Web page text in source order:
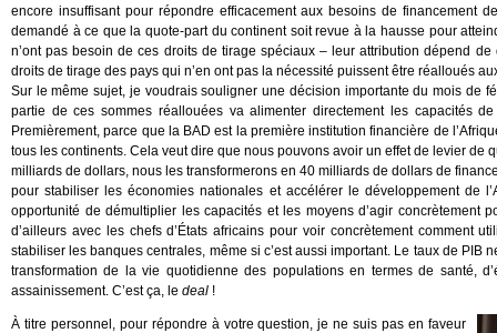
encore insuffisant pour répondre efficacement aux besoins de financement
demandé à ce que la quote-part du continent soit revue à la hausse pour
n’ont pas besoin de ces droits de tirage spéciaux – leur attribution dépend
droits de tirage des pays qui n’en ont pas la nécessité puissent être réalloués
Sur le même sujet, je voudrais souligner une décision importante du mois de
partie de ces sommes réallouées va alimenter directement les capacités
Premièrement, parce que la BAD est la première institution financière de
tous les continents. Cela veut dire que nous pouvons avoir un effet de levier
milliards de dollars, nous les transformerons en 40 milliards de dollars de
pour stabiliser les économies nationales et accélérer le développement de
opportunité de démultiplier les capacités et les moyens d’agir concrètement
d’ailleurs avec les chefs d’États africains pour voir concrètement comment
stabiliser les banques centrales, même si c’est aussi important. Le taux de
transformation de la vie quotidienne des populations en termes de santé,
assainissement. C’est ça, le deal !
À titre personnel, pour répondre à votre question, je ne suis pas en faveur